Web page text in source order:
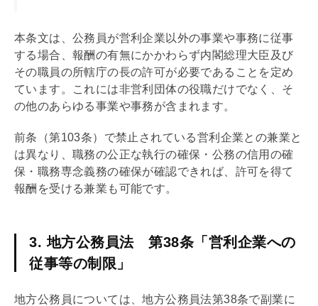
本条文は、公務員が営利企業以外の事業や事務に従事
する場合、報酬の有無にかかわらず内閣総理大臣及び
その職員の所轄庁の長の許可が必要であることを定め
ています。これには非営利団体の役職だけでなく、そ
の他のあらゆる事業や事務が含まれます。
前条（第103条）で禁止されている営利企業との兼業と
は異なり、職務の公正な執行の確保・公務の信用の確
保・職務専念義務の確保が確認できれば、許可を得て
報酬を受ける兼業も可能です。
3. 地方公務員法 第38条「営利企業への
従事等の制限」
地方公務員については、地方公務員法第38条で副業に